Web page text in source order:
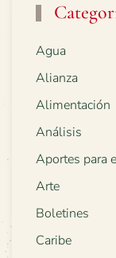
Agua
Alianza
Alimentación
Análisis
Aportes para
Arte
Boletines
Caribe